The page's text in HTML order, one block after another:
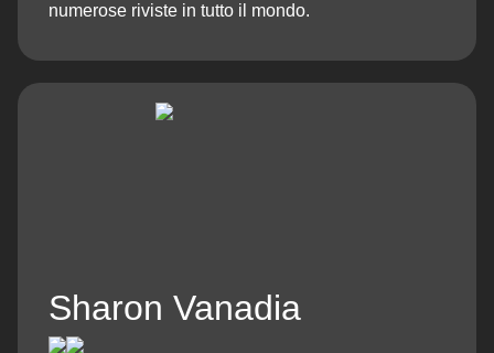
numerose riviste in tutto il mondo.
Sharon Vanadia